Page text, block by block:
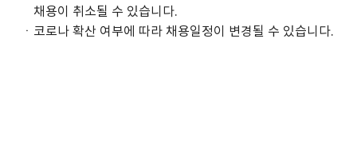
채용이 취소될 수 있습니다.
ㆍ코로나 확산 여부에 따라 채용일정이 변경될 수 있습니다.